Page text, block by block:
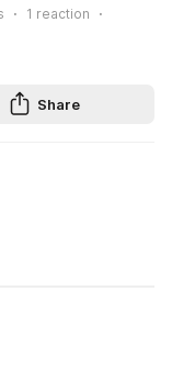
1 reaction
Share